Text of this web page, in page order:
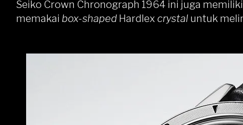
Seiko Crown Chronograph 1964 ini juga
memakai box-shaped Hardlex crystal untuk